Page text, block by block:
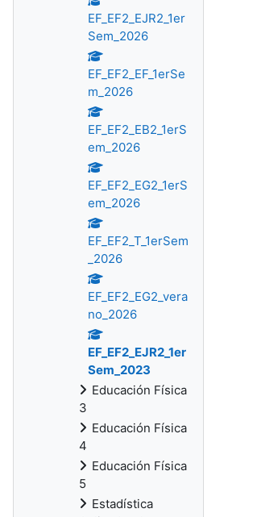
EF_EF2_EJR2_1er
Sem_2026
EF_EF2_EF_1erSe
m_2026
EF_EF2_EB2_1erS
em_2026
EF_EF2_EG2_1erS
em_2026
EF_EF2_T_1erSem
_2026
EF_EF2_EG2_vera
no_2026
EF_EF2_EJR2_1er
Sem_2023
Educación Física
3
Educación Física
4
Educación Física
5
Estadística